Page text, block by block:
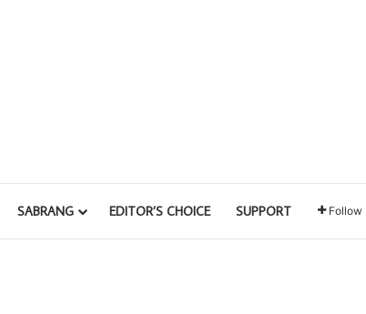
SABRANG EDITOR’S CHOICE SUPPORT Follow